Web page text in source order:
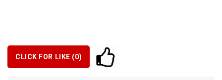
CLICK FOR LIKE (0)